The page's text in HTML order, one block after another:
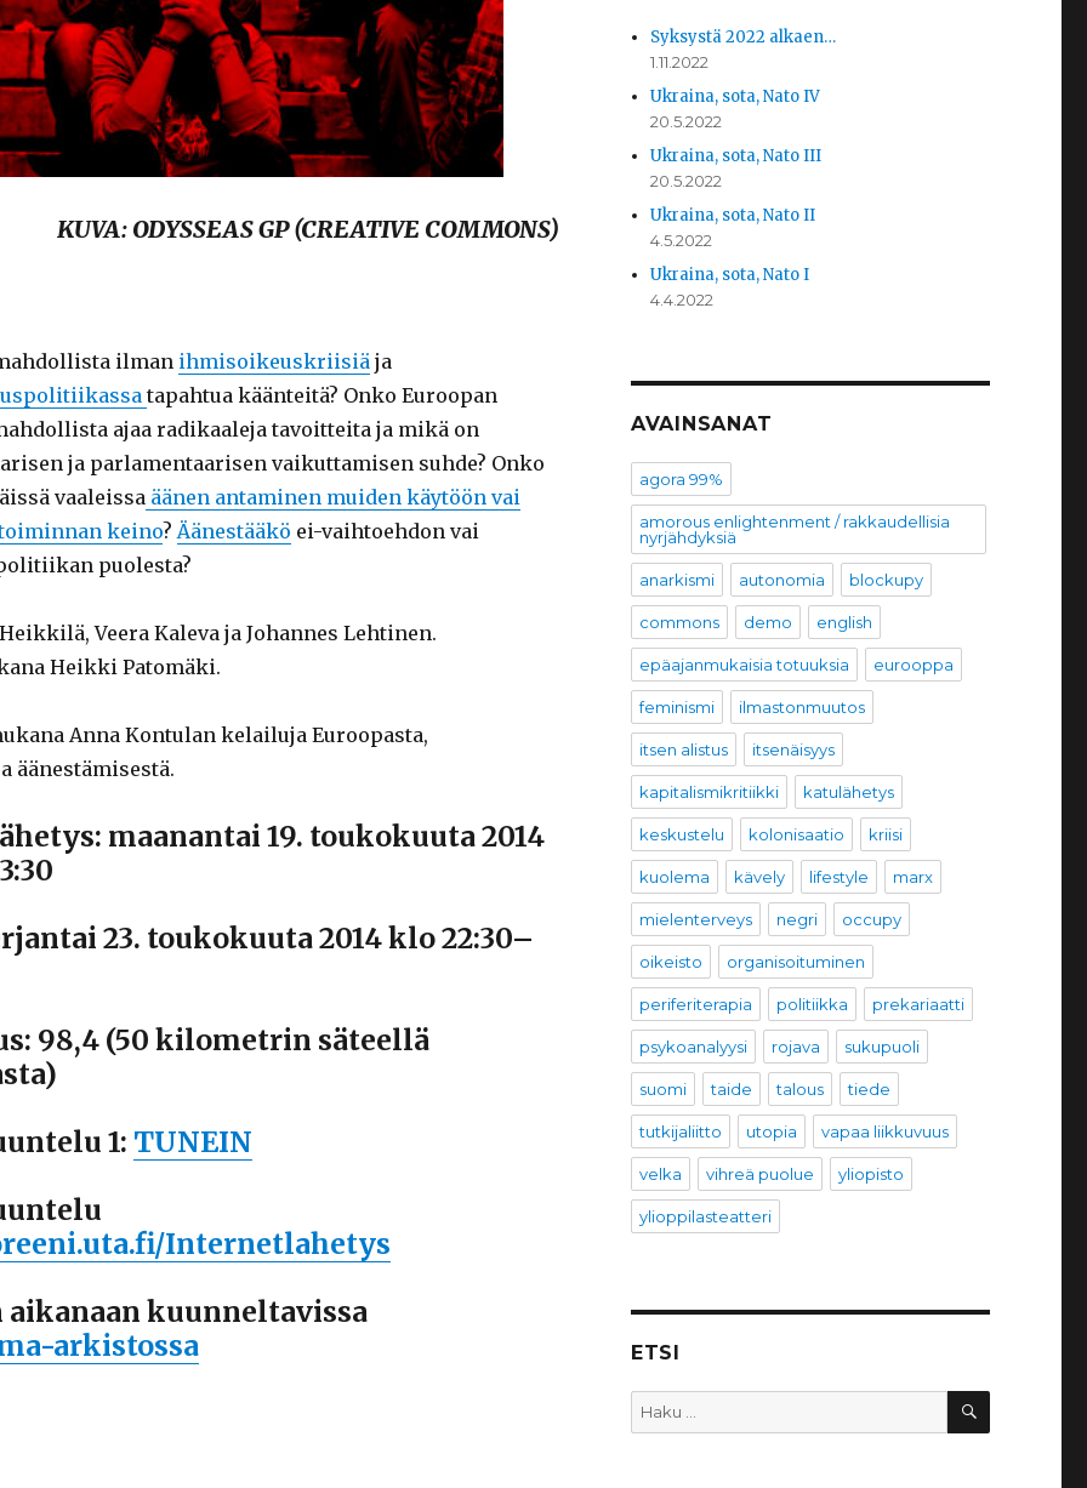
KUVA: ODYSSEAS GP (CREATIVE COMMONS)
ilman ihmisoikeuskriisiäja
tapahtua käänteitä? Onko Euroopan
ajaa radikaaleja tavoitteita ja mikä on
ja parlamentaarisen vaikuttamisen suhde? Onko
vaaleissaäänen antaminen muiden käytöön vai
keino?Äänestääkö ei-vaihtoehdon vai
puolesta?
Veera Kaleva ja Johannes Lehtinen.
Heikki Patomäki.
Anna Kontulan kelailuja Euroopasta,
äänestämisestä.
maanantai 19. toukokuuta 2014
23. toukokuuta 2014 klo 22:30–
98,4 (50 kilometrin säteellä
1: TUNEIN
Internetlahetys
aikanaan kuunneltavissa
arkistossa
Syksystä 2022 alkaen…
1.11.2022
Ukraina, sota, Nato IV
20.5.2022
Ukraina, sota, Nato III
20.5.2022
Ukraina, sota, Nato II
4.5.2022
Ukraina, sota, Nato I
4.4.2022
AVAINSANAT
agora 99%
amorous enlightenment / rakkaudellisia
nyrjähdyksiä
anarkismi autonomia blockupy
commons demo english
epäajanmukaisia totuuksia eurooppa
feminismi ilmastonmuutos
itsen alistus itsenäisyys
kapitalismikritiikki katulähetys
keskustelu kolonisaatio kriisi
kuolema kävely lifestyle marx
mielenterveys negri occupy
oikeisto organisoituminen
periferiterapia politiikka prekariaatti
psykoanalyysi rojava sukupuoli
suomi taide talous tiede
tutkijaliitto utopia vapaa liikkuvuus
velka vihreä puolue yliopisto
ylioppilasteatteri
ETSI
Etsi: HAKU